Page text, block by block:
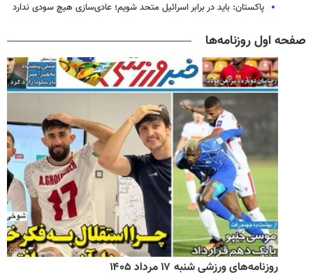
پاکستان: باید در برابر اسرائیل متحد شویم؛ عادی‌سازی هیچ سودی ندارد
صفحه اول روزنامه‌ها
روزنامه‌های ورزشی شنبه ۱۷ مرداد ۱۴۰۵